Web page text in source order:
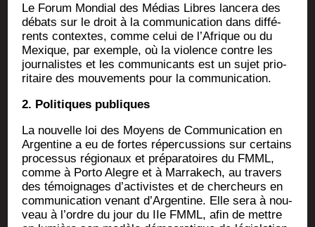
Le Forum Mon­dial des Médias Libres lan­ce­ra des
débats sur le droit à la com­mu­ni­ca­tion dans dif­fé­
rents contextes, comme celui de l’Afrique ou du
Mexique, par exemple, où la vio­lence contre les
jour­na­listes et les com­mu­ni­cants est un sujet prio­
ri­taire des mou­ve­ments pour la communication.
2. Poli­tiques publiques
La nou­velle loi des Moyens de Com­mu­ni­ca­tion en
Argen­tine a eu de fortes réper­cus­sions sur cer­tains
pro­ces­sus régio­naux et pré­pa­ra­toires du FMML,
comme à Por­to Alegre et à Mar­ra­kech, au tra­vers
des témoi­gnages d’activistes et de cher­cheurs en
com­mu­ni­ca­tion venant d’Argentine. Elle sera à nou­
veau à l’ordre du jour du IIe FMML, afin de mettre